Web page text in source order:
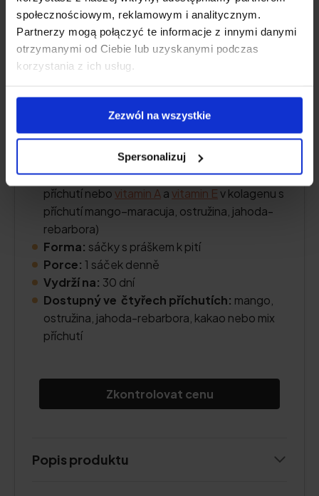
społecznościowym, reklamowym i analitycznym.
Partnerzy mogą połączyć te informacje z innymi danymi
otrzymanymi od Ciebie lub uzyskanymi podczas
korzystania z ich usług.
Zezwól na wszystkie
Spersonalizuj
mořského kolagenu
Další aktivní složky:vitamin C,
nízkomolekulárníkyselina hyaluronová
theanin akoenzym Q10v kolagenu s kakaovou
příchutí nebovitamin Aavitamin Ev kolagenu s
příchutí mango–maracuja, ostružina, jahoda-
rebarbora)
Forma: sáčky s práškem k pití
Porce: 1 sáček denně
Vydrží na: 30 dní
Dostupný ve čtyřech příchutích: mango,
ostružina, jahoda-rebarbora, kakao nebo mix
příchutí
Zkontrolovat cenu
Popis produktu